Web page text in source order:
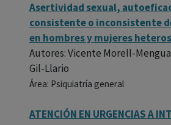
Asertividad sexual,
consistente o inconsistente
en hombres y mujeres
Autores: Vicente Morell-
Gil-Llario
Área: Psiquiatría general
ATENCIÓN EN URGENCIAS A